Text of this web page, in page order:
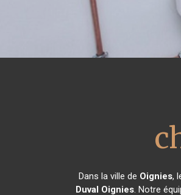
Dans la ville de Oignies,
Duval Oignies. Notre